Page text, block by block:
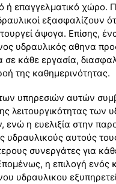
ή επαγγελματικό χώρο.
εξασφαλίζουν
άψογα. Επίσης,
υδραυλικός αθηνα
σε κάθε εργασία,
της καθημερινότητας.
υπηρεσιών αυτών
λειτουργικότητας των
ενώ η ευελιξία στην
υδραυλικούς αυτούς
συνεργάτες για
η επιλογή ενός
υδραυλικου